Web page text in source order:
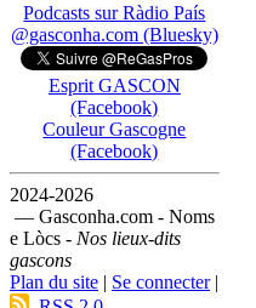
Podcasts sur Ràdio País
@gasconha.com (Bluesky)
Esprit GASCON
(Facebook)
Couleur Gascogne
(Facebook)
2024-2026
— Gasconha.com - Noms
e Lòcs - Nos lieux-dits
gascons
Plan du site | Se connecter|